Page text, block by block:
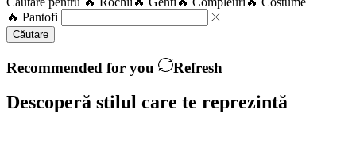
🔥 Pantofi
Căutare
Recommended for you Refresh
Descoperă stilul care te reprezintă